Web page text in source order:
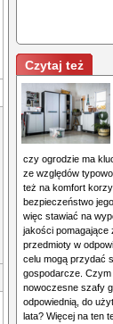
Czytaj też
czy ogrodzie ma
ze względów
też na komfort
bezpieczeństwo
więc stawiać na
jakości pomagające
przedmioty w
celu mogą przydać
gospodarcze.
nowoczesne szafy
odpowiednią, do
lata? Więcej na ten